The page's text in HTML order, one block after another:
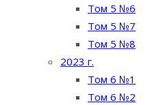
Том 5 №6
Том 5 №7
Том 5 №8
2023 г.
Том 6 №1
Том 6 №2